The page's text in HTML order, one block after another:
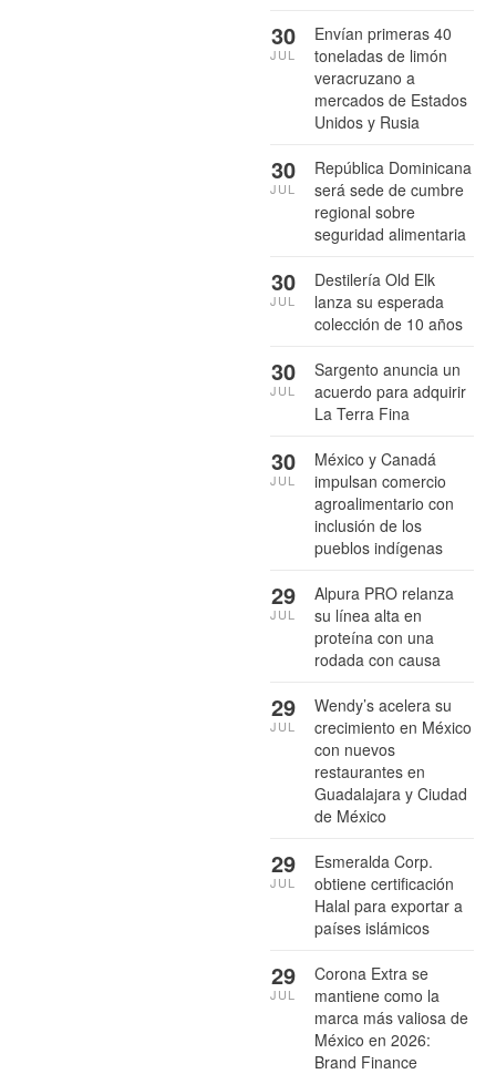
Envían primeras 40
toneladas de limón
veracruzano a
mercados de Estados
Unidos y Rusia
30
JUL
República Dominicana
será sede de cumbre
regional sobre
seguridad alimentaria
30
JUL
Destilería Old Elk
lanza su esperada
colección de 10 años
30
JUL
Sargento anuncia un
acuerdo para adquirir
La Terra Fina
30
JUL
México y Canadá
impulsan comercio
agroalimentario con
inclusión de los
pueblos indígenas
30
JUL
Alpura PRO relanza
su línea alta en
proteína con una
rodada con causa
29
JUL
Wendy’s acelera su
crecimiento en México
con nuevos
restaurantes en
Guadalajara y Ciudad
de México
29
JUL
Esmeralda Corp.
obtiene certificación
Halal para exportar a
países islámicos
29
JUL
Corona Extra se
mantiene como la
marca más valiosa de
México en 2026:
Brand Finance
29
JUL